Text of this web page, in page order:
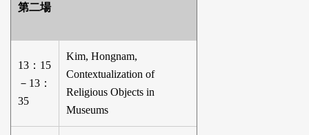
第二場
13：15
－13：
35
Kim, Hongnam,
Contextualization of
Religious Objects in
Museums